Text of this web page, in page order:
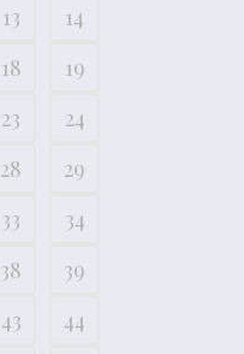
13
14
18
19
23
24
28
29
33
34
38
39
43
44